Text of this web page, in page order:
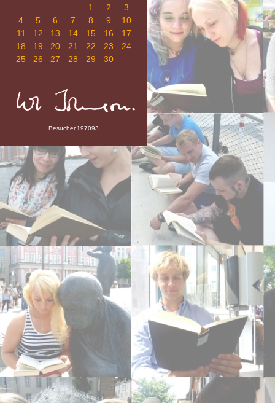
1
2
3
4
5 6 7 8 9
10
11
12 13 14 15 16
17
18
19 20 21 22 23
24
25
26 27 28 29 30
Besucher 197093